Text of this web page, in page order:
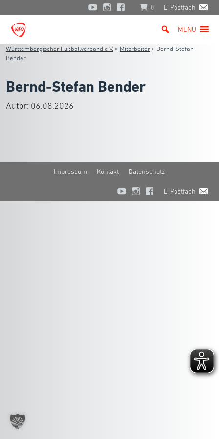
0 E-Postfach
MENU
Württembergischer Fußballverband e.V. > Mitarbeiter > Bernd-Stefan
Bender
Bernd-Stefan Bender
Autor: 06.08.2026
Impressum Kontakt Datenschutz
E-Postfach